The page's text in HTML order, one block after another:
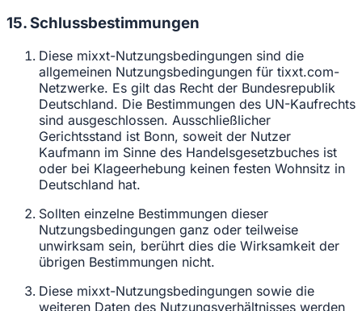
15. Schlussbestimmungen
Diese mixxt-Nutzungsbedingungen sind die
allgemeinen Nutzungsbedingungen für tixxt.com-
Netzwerke. Es gilt das Recht der Bundesrepublik
Deutschland. Die Bestimmungen des UN-Kaufrechts
sind ausgeschlossen. Ausschließlicher
Gerichtsstand ist Bonn, soweit der Nutzer
Kaufmann im Sinne des Handelsgesetzbuches ist
oder bei Klageerhebung keinen festen Wohnsitz in
Deutschland hat.
Sollten einzelne Bestimmungen dieser
Nutzungsbedingungen ganz oder teilweise
unwirksam sein, berührt dies die Wirksamkeit der
übrigen Bestimmungen nicht.
Diese mixxt-Nutzungsbedingungen sowie die
weiteren Daten des Nutzungsverhältnisses werden